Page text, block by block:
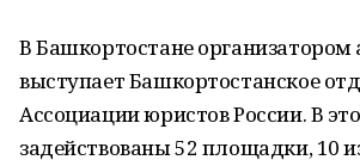
В Башкортостане организатором
выступает Башкортостанское
Ассоциации юристов России. В
задействованы 52 площадки, 10